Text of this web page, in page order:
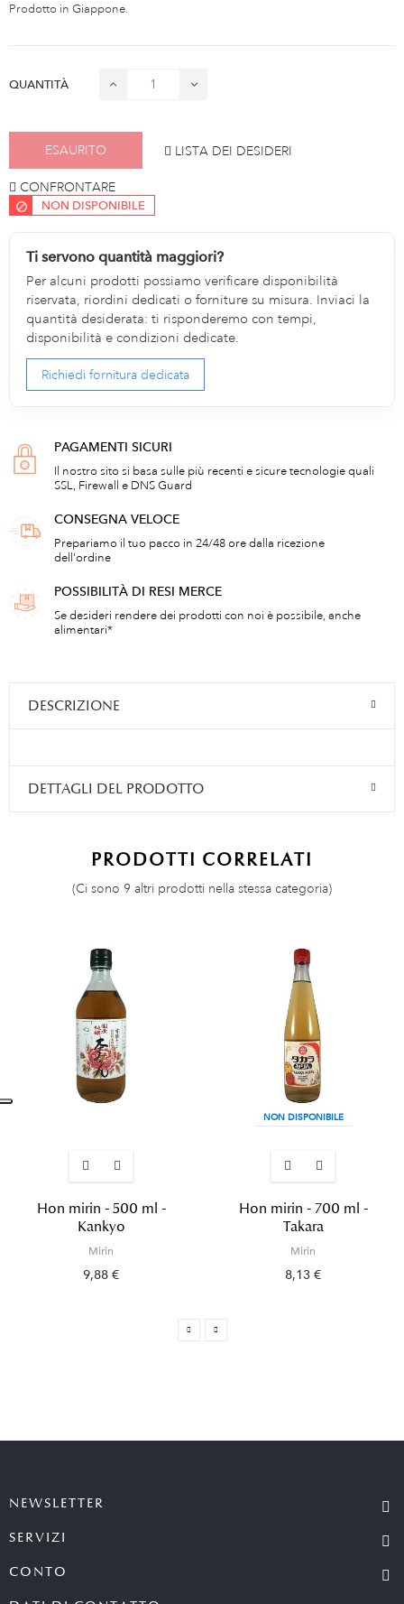
Prodotto in Giappone.
QUANTITÀ
ESAURITO LISTA DEI DESIDERI
CONFRONTARE
NON DISPONIBILE
Ti servono quantità maggiori?
Per alcuni prodotti possiamo verificare disponibilità
riservata, riordini dedicati o forniture su misura. Inviaci la
quantità desiderata: ti risponderemo con tempi,
disponibilità e condizioni dedicate.
Richiedi fornitura dedicata
PAGAMENTI SICURI
Il nostro sito si basa sulle più recenti e sicure tecnologie quali
SSL, Firewall e DNS Guard
CONSEGNA VELOCE
Prepariamo il tuo pacco in 24/48 ore dalla ricezione
dell'ordine
POSSIBILITÀ DI RESI MERCE
Se desideri rendere dei prodotti con noi è possibile, anche
alimentari*
DESCRIZIONE
DETTAGLI DEL PRODOTTO
PRODOTTI CORRELATI
(Ci sono 9 altri prodotti nella stessa categoria)
Hon mirin - 500 ml -
Kankyo
Mirin
9,88 €
NON DISPONIBILE
Hon mirin - 700 ml -
Takara
Mirin
8,13 €
NEWSLETTER
SERVIZI
CONTO